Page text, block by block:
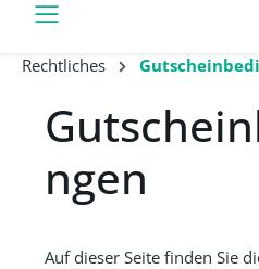
Rechtliches
ngen
Auf dieser Seite finden Sie